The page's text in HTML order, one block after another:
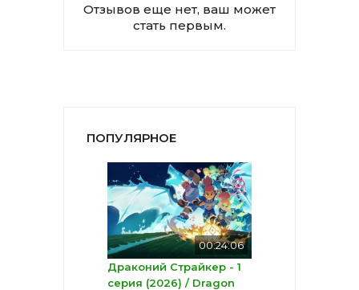
Отзывов еще нет, ваш может
стать первым.
ПОПУЛЯРНОЕ
00:24:06
Драконий Страйкер - 1
серия (2026) / Dragon